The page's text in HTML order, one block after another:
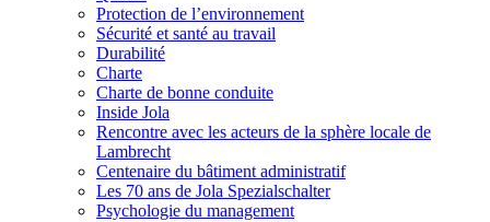
Protection de l’environnement
Sécurité et santé au travail
Durabilité
Charte
Charte de bonne conduite
Inside Jola
Rencontre avec les acteurs de la sphère locale de
Lambrecht
Centenaire du bâtiment administratif
Les 70 ans de Jola Spezialschalter
Psychologie du management